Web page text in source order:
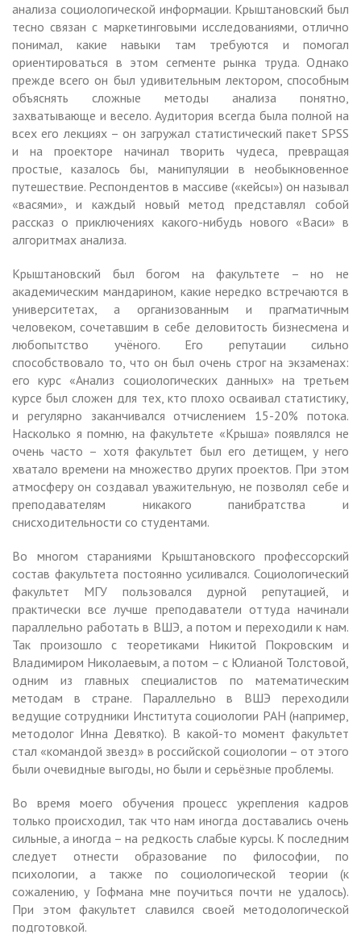
анализа социологической информации. Крыштановский был
тесно связан с маркетинговыми исследованиями, отлично
понимал, какие навыки там требуются и помогал
ориентироваться в этом сегменте рынка труда. Однако
прежде всего он был удивительным лектором, способным
объяснять сложные методы анализа понятно,
захватывающе и весело. Аудитория всегда была полной на
всех его лекциях – он загружал статистический пакет SPSS
и на проекторе начинал творить чудеса, превращая
простые, казалось бы, манипуляции в необыкновенное
путешествие. Респондентов в массиве («кейсы») он называл
«васями», и каждый новый метод представлял собой
рассказ о приключениях какого-нибудь нового «Васи» в
алгоритмах анализа.
Крыштановский был богом на факультете – но не
академическим мандарином, какие нередко встречаются в
университетах, а организованным и прагматичным
человеком, сочетавшим в себе деловитость бизнесмена и
любопытство учёного. Его репутации сильно
способствовало то, что он был очень строг на экзаменах:
его курс «Анализ социологических данных» на третьем
курсе был сложен для тех, кто плохо осваивал статистику,
и регулярно заканчивался отчислением 15-20% потока.
Насколько я помню, на факультете «Крыша» появлялся не
очень часто – хотя факультет был его детищем, у него
хватало времени на множество других проектов. При этом
атмосферу он создавал уважительную, не позволял себе и
преподавателям никакого панибратства и
снисходительности со студентами.
Во многом стараниями Крыштановского профессорский
состав факультета постоянно усиливался. Социологический
факультет МГУ пользовался дурной репутацией, и
практически все лучше преподаватели оттуда начинали
параллельно работать в ВШЭ, а потом и переходили к нам.
Так произошло с теоретиками Никитой Покровским и
Владимиром Николаевым, а потом – с Юлианой Толстовой,
одним из главных специалистов по математическим
методам в стране. Параллельно в ВШЭ переходили
ведущие сотрудники Института социологии РАН (например,
методолог Инна Девятко). В какой-то момент факультет
стал «командой звезд» в российской социологии – от этого
были очевидные выгоды, но были и серьёзные проблемы.
Во время моего обучения процесс укрепления кадров
только происходил, так что нам иногда доставались очень
сильные, а иногда – на редкость слабые курсы. К последним
следует отнести образование по философии, по
психологии, а также по социологической теории (к
сожалению, у Гофмана мне поучиться почти не удалось).
При этом факультет славился своей методологической
подготовкой.